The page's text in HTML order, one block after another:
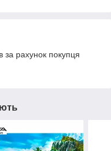
за рахунок покупця